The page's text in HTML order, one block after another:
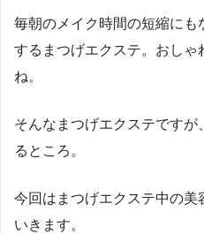
毎朝のメイク時間の短縮にも
するまつげエクステ。おしゃ
ね。
そんなまつげエクステです
るところ。
今回はまつげエクステ中の美
いきます。